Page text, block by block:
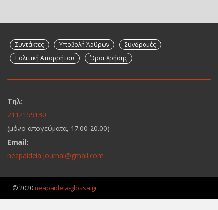
Συντάκτες Υποβολή Άρθρων
Συνδρομές
Πολιτική Απορρήτου
Όροι Χρήσης
Τηλ:
2112159130
(μόνο απογεύματα, 17.00-20.00)
Email:
neapaideia.journal@gmail.com
© 2020neapaideia-glossa.gr